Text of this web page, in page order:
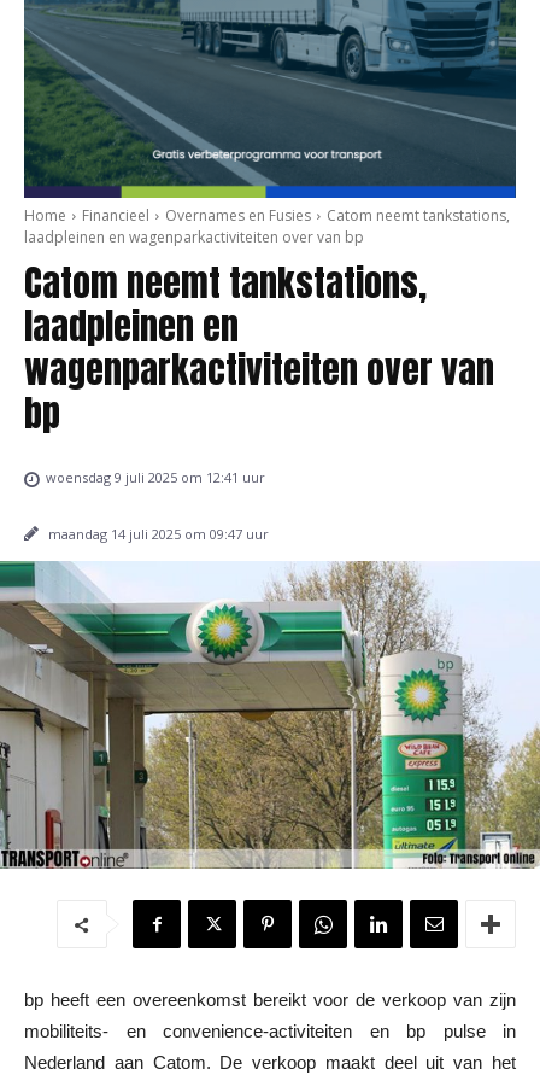
Home Financieel Overnames en Fusies
Catom neemt tankstations,
laadpleinen en wagenparkactiviteiten over van bp
Catom neemt tankstations,
laadpleinen en
wagenparkactiviteiten over van
bp
woensdag 9 juli 2025 om 12:41 uur
maandag 14 juli 2025 om 09:47 uur
bp heeft een overeenkomst bereikt voor de verkoop van zijn
mobiliteits- en convenience-activiteiten en bp pulse in
Nederland aan Catom. De verkoop maakt deel uit van het